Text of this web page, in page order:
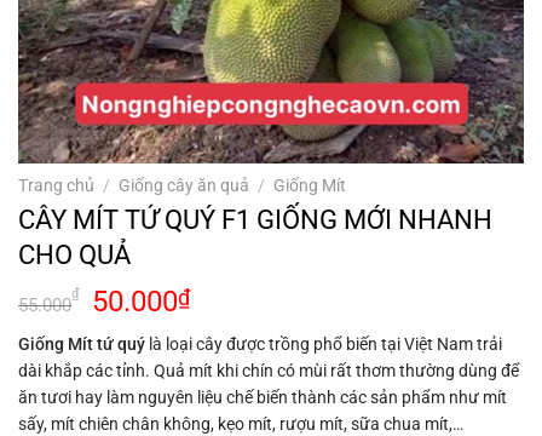
Trang chủ / Giống cây ăn quả / Giống Mít
CÂY MÍT TỨ QUÝ F1 GIỐNG MỚI NHANH
CHO QUẢ
55.000
₫
Giá
gốc
là:
55.000₫.
50.000₫Giá
hiện
tại
là:
50.000₫.
Giống Mít tứ quý là loại cây được trồng phổ biến tại Việt Nam trải
dài khắp các tỉnh. Quả mít khi chín có mùi rất thơm thường dùng để
ăn tươi hay làm nguyên liệu chế biến thành các sản phẩm như mít
sấy, mít chiên chân không, kẹo mít, rượu mít, sữa chua mít,…